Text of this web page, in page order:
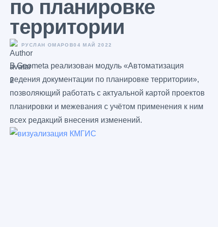
по планировке
территории
РУСЛАН ОМАРОВ04 МАЙ 2022
В Geometa реализован модуль «Автоматизация
ведения документации по планировке территории»,
позволяющий работать с актуальной картой проектов
планировки и межевания с учётом применения к ним
всех редакций внесения изменений.